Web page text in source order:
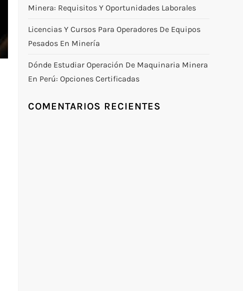
Minera: Requisitos Y Oportunidades Laborales
Licencias Y Cursos Para Operadores De Equipos
Pesados En Minería
Dónde Estudiar Operación De Maquinaria Minera
En Perú: Opciones Certificadas
COMENTARIOS RECIENTES